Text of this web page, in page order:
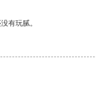
有玩腻。